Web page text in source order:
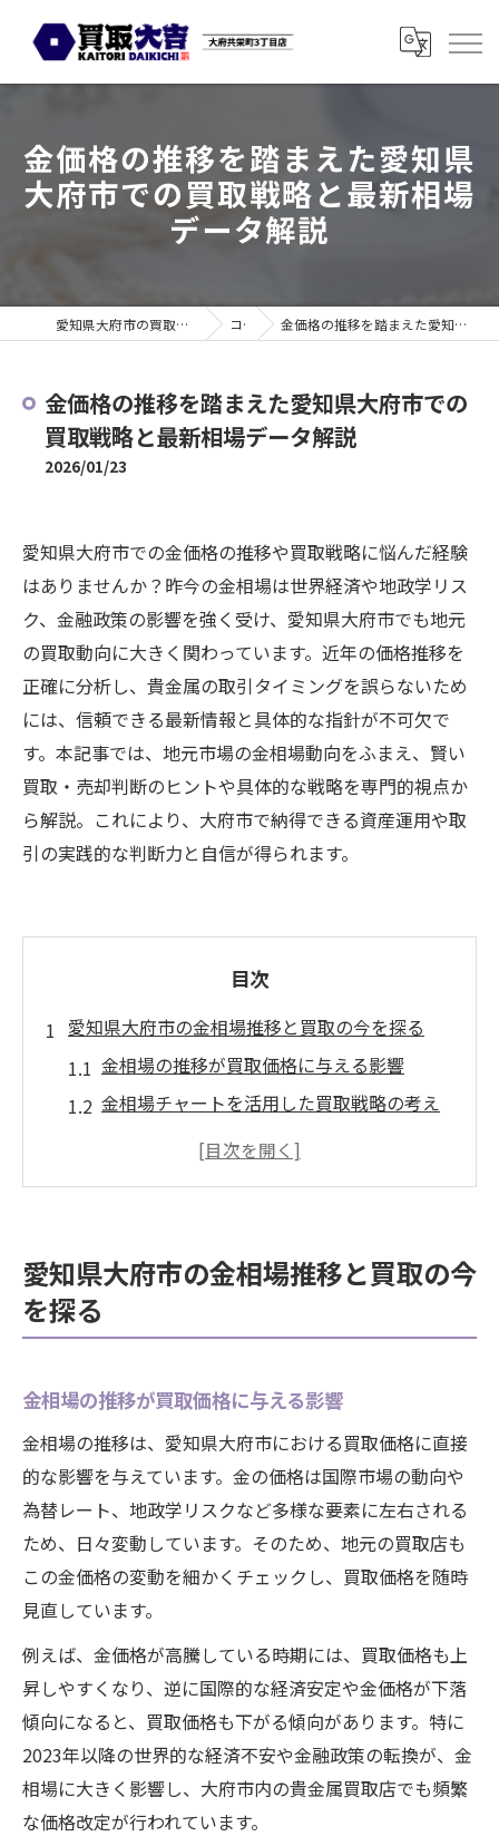
金価格の推移を踏まえた愛知県
大府市での買取戦略と最新相場
データ解説
愛知県大府市の買取なら買取大吉 大府共栄町3丁目店 コラム 金価格の推移を踏まえた愛知県大府市での買取戦略と最新相場データ解説
金価格の推移を踏まえた愛知県大府市での
買取戦略と最新相場データ解説
2026/01/23
愛知県大府市での金価格の推移や買取戦略に悩んだ経験
はありませんか？昨今の金相場は世界経済や地政学リス
ク、金融政策の影響を強く受け、愛知県大府市でも地元
の買取動向に大きく関わっています。近年の価格推移を
正確に分析し、貴金属の取引タイミングを誤らないため
には、信頼できる最新情報と具体的な指針が不可欠で
す。本記事では、地元市場の金相場動向をふまえ、賢い
買取・売却判断のヒントや具体的な戦略を専門的視点か
ら解説。これにより、大府市で納得できる資産運用や取
引の実践的な判断力と自信が得られます。
目次
愛知県大府市の金相場推移と買取の今を探る
金相場の推移が買取価格に与える影響
金相場チャートを活用した買取戦略の考え
金相場チャートから読む大府市の価値変動
金相場チャート今日の動きと取引判断
買取時に役立つ18金相場チャートの分析
大府市で注目される金1グラム買取価格の目
安
金価格の最新動向と賢い買取タイミング
金相場の最新動向を知る重要ポイント
金価格の今後はどうなるか専門家の見解
賢い買取タイミングを逃さないための金相
場分析
金相場推移を参考にした売却判断のコツ
金価格チャート今日から探る最適な取引時
期
愛知県大府市の金相場推移と買取の今
を探る
金相場の推移が買取価格に与える影響
金相場の推移は、愛知県大府市における買取価格に直接
的な影響を与えています。金の価格は国際市場の動向や
為替レート、地政学リスクなど多様な要素に左右される
ため、日々変動しています。そのため、地元の買取店も
この金価格の変動を細かくチェックし、買取価格を随時
見直しています。
例えば、金価格が高騰している時期には、買取価格も上
昇しやすくなり、逆に国際的な経済安定や金価格が下落
傾向になると、買取価格も下がる傾向があります。特に
2023年以降の世界的な経済不安や金融政策の転換が、金
相場に大きく影響し、大府市内の貴金属買取店でも頻繁
な価格改定が行われています。